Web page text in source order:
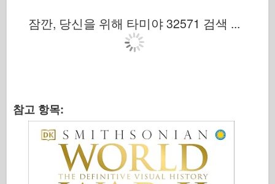
더 키트
잠깐, 당신을 위해 타미야 32571 검색 ...
참고 항목: